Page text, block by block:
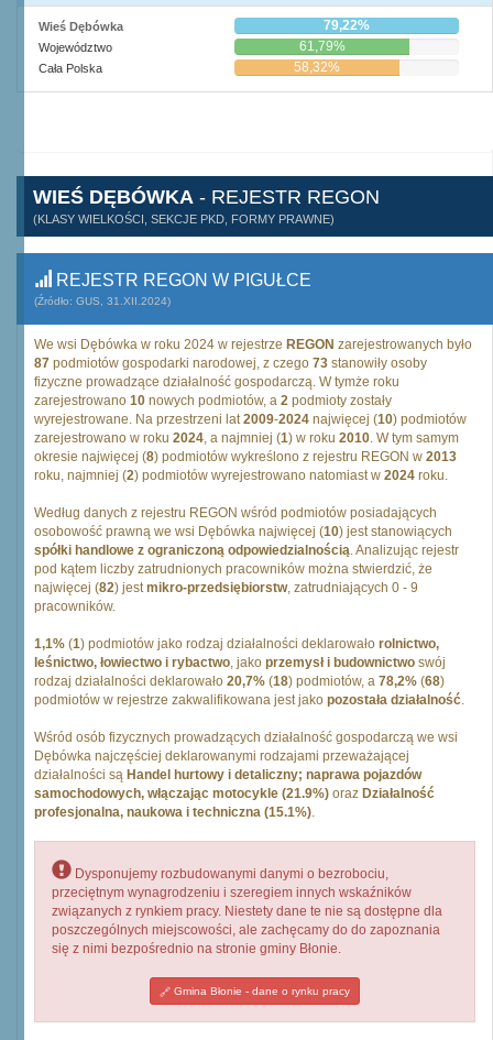
Wieś Dębówka 79,22%
Województwo 61,79%
Cała Polska 58,32%
WIEŚ DĘBÓWKA - REJESTR REGON
(KLASY WIELKOŚCI, SEKCJE PKD, FORMY PRAWNE)
REJESTR REGON W PIGUŁCE
(Źródło: GUS, 31.XII.2024)
We wsi Dębówka w roku 2024 w rejestrze REGON zarejestrowanych było
87 podmiotów gospodarki narodowej, z czego 73 stanowiły osoby
fizyczne prowadzące działalność gospodarczą. W tymże roku
zarejestrowano 10 nowych podmiotów, a 2 podmioty zostały
wyrejestrowane. Na przestrzeni lat2009-2024 najwięcej (10) podmiotów
zarejestrowano w roku 2024, a najmniej (1) w roku 2010. W tym samym
okresie najwięcej (8) podmiotów wykreślono z rejestru REGON w 2013
roku, najmniej (2) podmiotów wyrejestrowano natomiast w 2024 roku.
Według danych z rejestru REGON wśród podmiotów posiadających
osobowość prawną we wsi Dębówka najwięcej (10) jest stanowiących
spółki handlowe z ograniczoną odpowiedzialnością. Analizując rejestr
pod kątem liczby zatrudnionych pracowników można stwierdzić, że
najwięcej (82) jestmikro-przedsiębiorstw, zatrudniających 0 - 9
pracowników.
1,1% (1) podmiotów jako rodzaj działalności deklarowało rolnictwo,
leśnictwo, łowiectwo i rybactwo, jako przemysł i budownictwo swój
rodzaj działalności deklarowało 20,7% (18) podmiotów, a 78,2% (68)
podmiotów w rejestrze zakwalifikowana jest jako pozostała działalność.
Wśród osób fizycznych prowadzących działalność gospodarczą we wsi
Dębówka najczęściej deklarowanymi rodzajami przeważającej
działalności są Handel hurtowy i detaliczny; naprawa pojazdów
samochodowych, włączając motocykle (21.9%) oraz Działalność
profesjonalna, naukowa i techniczna (15.1%).
Dysponujemy rozbudowanymi danymi o bezrobociu,
przeciętnym wynagrodzeniu i szeregiem innych wskaźników
związanych z rynkiem pracy. Niestety dane te nie są dostępne dla
poszczególnych miejscowości, ale zachęcamy do do zapoznania
się z nimi bezpośrednio na stronie gminy Błonie.
Gmina Błonie - dane o rynku pracy